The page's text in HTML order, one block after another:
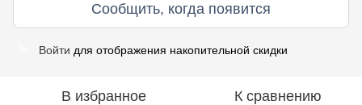
Сообщить, когда появится
Войти для отображения накопительной скидки
В избранное К сравнению